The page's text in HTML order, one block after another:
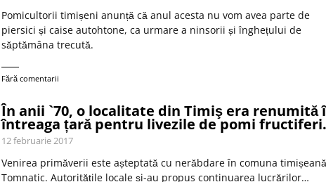
Pomicultorii timișeni anunță că anul acesta nu vom avea parte de
piersici și caise autohtone, ca urmare a ninsorii și înghețului de
săptămâna trecută.
Fără comentarii
În anii `70, o localitate din Timiş era renumită
întreaga țară pentru livezile de pomi
12 februarie 2017
Venirea primăverii este așteptată cu nerăbdare în comuna timișeană
Tomnatic. Autoritățile locale și-au propus continuarea lucrărilor…